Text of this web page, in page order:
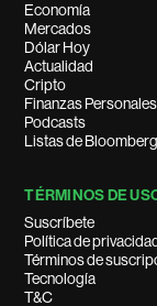
Economía
Mercados
Dólar Hoy
Actualidad
Cripto
Finanzas Personales
Podcasts
Listas de
TÉRMINOS DE
Suscríbete
Política de
Términos de
Tecnología
T&C